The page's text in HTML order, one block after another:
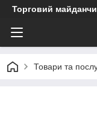
Торговий
Товари та